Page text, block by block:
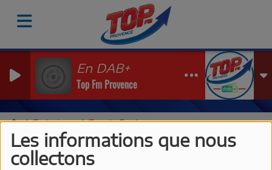
Les informations que nous
collectons
En DAB+
Top Fm Provence
Emissions Fan de Funk
FAN DE FUNK